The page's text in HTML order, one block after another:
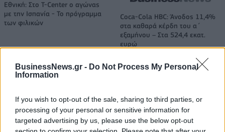
BusinessNews.gr - Do Not Process My Personal
Information
If you wish to opt-out of the sale, sharing to third parties, or
processing of your personal or sensitive information for
targeted advertising by us, please use the below opt-out
Εθνική: Στο T-Center ο αγώνας
με την Ισπανία - Το πρόγραμμα
των φιλικών
Coca-Cola HBC: Άνοδος 11,4%
στα καθαρά κέρδη του α΄
εξαμήνου – Στα 524,4 εκατ.
ευρώ